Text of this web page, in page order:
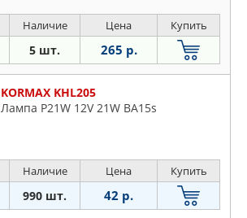
Наличие Цена Купить
5 шт. 265 р.
KORMAX KHL205
Лампа P21W 12V 21W BA15s
Наличие Цена Купить
990 шт. 42 р.